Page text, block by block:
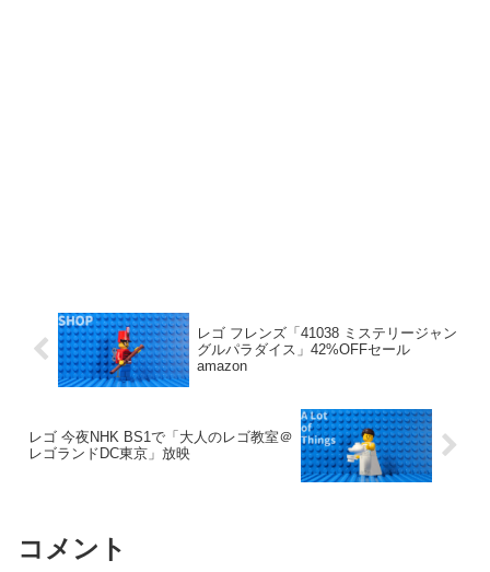
レゴ フレンズ「41038 ミステリージャン
グルパラダイス」42%OFFセール
amazon
レゴ 今夜NHK BS1で「大人のレゴ教室＠
レゴランドDC東京」放映
コメント